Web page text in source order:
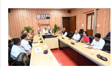
क
का
वि
मो
च
न